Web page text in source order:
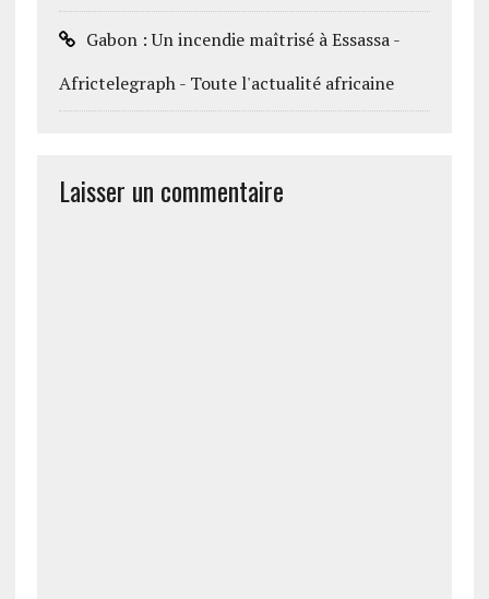
Gabon : Un incendie maîtrisé à Essassa -
Africtelegraph - Toute l'actualité africaine
Laisser un commentaire